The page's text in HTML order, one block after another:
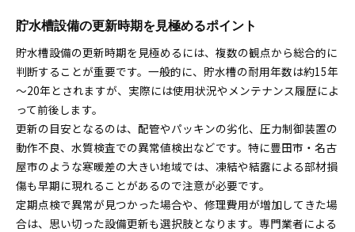
貯水槽設備の更新時期を見極めるポイント
貯水槽設備の更新時期を見極めるには、複数の観点から総合的に
判断することが重要です。一般的に、貯水槽の耐用年数は約15年
～20年とされますが、実際には使用状況やメンテナンス履歴によ
って前後します。
更新の目安となるのは、配管やパッキンの劣化、圧力制御装置の
動作不良、水質検査での異常値検出などです。特に豊田市・名古
屋市のような寒暖差の大きい地域では、凍結や結露による部材損
傷も早期に現れることがあるので注意が必要です。
定期点検で異常が見つかった場合や、修理費用が増加してきた場
合は、思い切った設備更新も選択肢となります。専門業者による